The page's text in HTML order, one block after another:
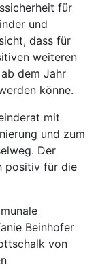
für
und
dass für
weiteren
dem Jahr
könne.
mit
und zum
Der
positiv für die
Beinhofer
von